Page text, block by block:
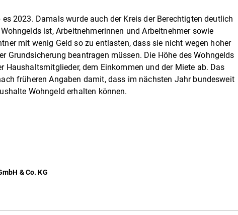
2023. Damals wurde auch der Kreis der Berechtigten deutlich
ist, Arbeitnehmerinnen und Arbeitnehmer sowie
mit wenig Geld so zu entlasten, dass sie nicht wegen hoher
Grundsicherung beantragen müssen. Die Höhe des Wohngelds
Haushaltsmitglieder, dem Einkommen und der Miete ab. Das
früheren Angaben damit, dass im nächsten Jahr bundesweit
Wohngeld erhalten können.
& Co. KG